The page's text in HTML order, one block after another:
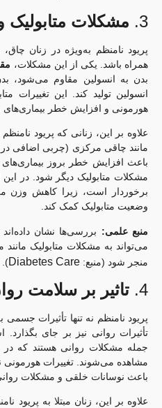
3. مشکلات متابولیک
پریود نامنظم به‌ویژه در زنان
همراه باشد. یکی از این مشکلات،
بدن به انسولین مقاوم می‌شود،
انسولین تولید کند. این تغییرات
هورمونی و افزایش خطر بیماری‌های مزمن
علاوه بر این، زنانی که پریود
مانند چاقی مرکزی (چربی اضافی در
باعث افزایش خطر بروز بیماری‌های
مشکلات متابولیک دیگر شود. در این
برخوردار است، زیرا کاهش وزن
وضعیت متابولیک کمک کند.
منبع علمی: بررسی‌ها نشان داده‌اند
منجر شود (منبع:Diabetes Care
).
4. تاثیر بر سلامت
پریود نامنظم نه تنها تأثیرات جسمی
تأثیرات روانی نیز بر جای
جمله مشکلات روانی هستند که در
مشاهده می‌شوند. تغییرات هورمونی
باعث نوسانات خلقی و مشکلات
علاوه بر این، زنان مبتلا به